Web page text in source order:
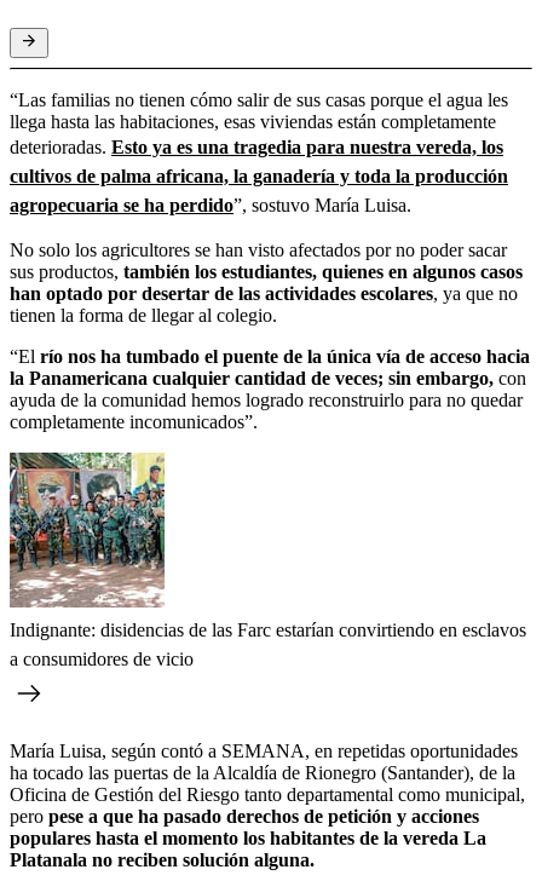
“Las familias no tienen cómo salir de sus casas porque el agua les
llega hasta las habitaciones, esas viviendas están completamente
deterioradas. Esto ya es una tragedia para nuestra vereda, los
cultivos de palma africana, la ganadería y toda la producción
agropecuaria se ha perdido”, sostuvo María Luisa.
No solo los agricultores se han visto afectados por no poder sacar
sus productos, también los estudiantes, quienes en algunos casos
han optado por desertar de las actividades escolares, ya que no
tienen la forma de llegar al colegio.
“El río nos ha tumbado el puente de la única vía de acceso hacia
la Panamericana cualquier cantidad de veces; sin embargo, con
ayuda de la comunidad hemos logrado reconstruirlo para no quedar
completamente incomunicados”.
Indignante: disidencias de las Farc estarían convirtiendo en esclavos
a consumidores de vicio
María Luisa, según contó a SEMANA, en repetidas oportunidades
ha tocado las puertas de la Alcaldía de Rionegro (Santander), de la
Oficina de Gestión del Riesgo tanto departamental como municipal,
pero pese a que ha pasado derechos de petición y acciones
populares hasta el momento los habitantes de la vereda La
Platanala no reciben solución alguna.